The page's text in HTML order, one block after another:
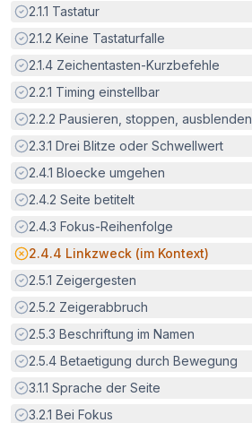
Erfüllt:
2.1.1 Tastatur
Erfüllt:
2.1.2 Keine Tastaturfalle
Erfüllt:
2.1.4 Zeichentasten-Kurzbefehle
Erfüllt:
2.2.1 Timing einstellbar
Erfüllt:
2.2.2 Pausieren, stoppen, ausblenden
Erfüllt:
2.3.1 Drei Blitze oder Schwellwert
Erfüllt:
2.4.1 Bloecke umgehen
Erfüllt:
2.4.2 Seite betitelt
Erfüllt:
2.4.3 Fokus-Reihenfolge
Potenzielle Barriere:
2.4.4 Linkzweck (im Kontext)
Erfüllt:
2.5.1 Zeigergesten
Erfüllt:
2.5.2 Zeigerabbruch
Erfüllt:
2.5.3 Beschriftung im Namen
Erfüllt:
2.5.4 Betaetigung durch Bewegung
Erfüllt:
3.1.1 Sprache der Seite
Erfüllt:
3.2.1 Bei Fokus